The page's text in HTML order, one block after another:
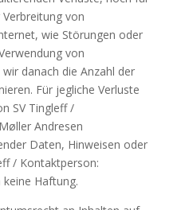
von
wie Störungen oder
von
danach die Anzahl der
Für jegliche Verluste
SV Tingleff /
Andresen
Daten, Hinweisen oder
/ Kontaktperson:
Haftung.